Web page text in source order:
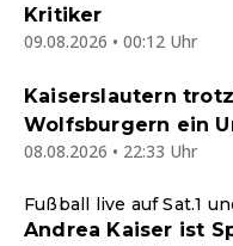
Kritiker
09.08.2026 • 00:12 Uhr
Kaiserslautern
Wolfsburgern ein
08.08.2026 • 22:33 Uhr
Fußball live auf Sat.1
Andrea Kaiser ist